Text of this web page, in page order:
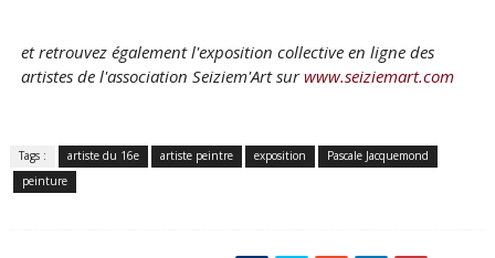
et retrouvez également l'exposition collective en ligne des
artistes de l'association Seiziem'Art surwww.seiziemart.com
Tags : artiste du 16e artiste peintre exposition
Pascale Jacquemond
peinture